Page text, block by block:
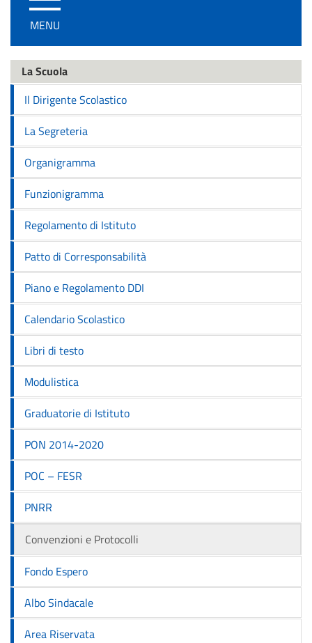
/
disattiva
navigazione
MENU
La Scuola
Il Dirigente Scolastico
La Segreteria
Organigramma
Funzionigramma
Regolamento di Istituto
Patto di Corresponsabilità
Piano e Regolamento DDI
Calendario Scolastico
Libri di testo
Modulistica
Graduatorie di Istituto
PON 2014-2020
POC – FESR
PNRR
Convenzioni e Protocolli
Fondo Espero
Albo Sindacale
Area Riservata